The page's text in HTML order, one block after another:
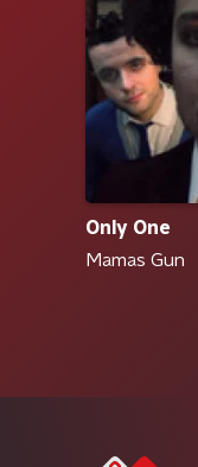
Only One
Mamas Gun